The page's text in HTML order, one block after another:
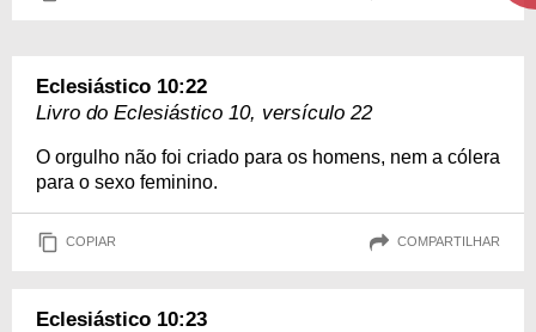
Eclesiástico 10:22
Livro do Eclesiástico 10, versículo 22
O orgulho não foi criado para os homens, nem a cólera
para o sexo feminino.
COPIAR COMPARTILHAR
Eclesiástico 10:23